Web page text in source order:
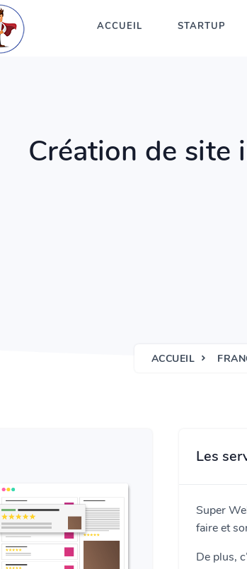
ACCUEIL STARTUP
Création de site
ACCUEIL
Les
Super
faire et
De plus,